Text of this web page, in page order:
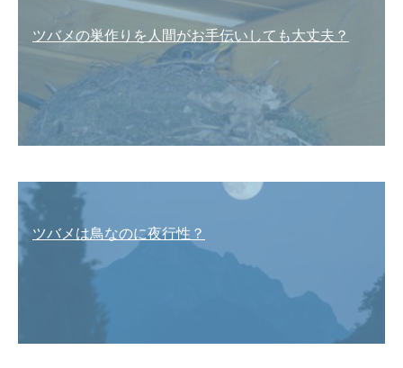
ツバメの巣作りを人間がお手伝いしても大丈夫？
ツバメは鳥なのに夜行性？